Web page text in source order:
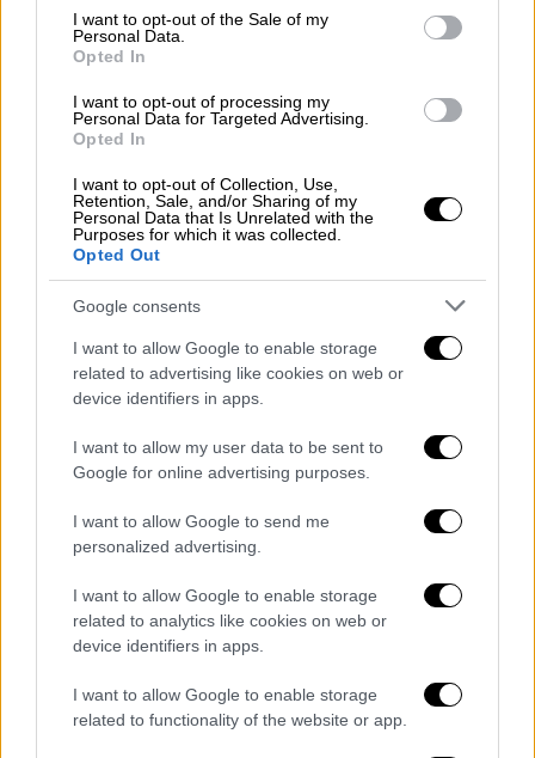
consent section.
I want to opt-out of the Sale of my
Personal Data.
Opted In
I want to opt-out of processing my
Personal Data for Targeted Advertising.
Opted In
I want to opt-out of Collection, Use,
Retention, Sale, and/or Sharing of my
Personal Data that Is Unrelated with the
Purposes for which it was collected.
Opted Out
Google consents
I want to allow Google to enable storage
related to advertising like cookies on web or
device identifiers in apps.
I want to allow my user data to be sent to
Google for online advertising purposes.
I want to allow Google to send me
personalized advertising.
I want to allow Google to enable storage
related to analytics like cookies on web or
device identifiers in apps.
I want to allow Google to enable storage
related to functionality of the website or app.
Σε εξέλιξη ο έλεγχος
Νωρίτερα, μετέβησαν στοΠευκοχώρι
Χαλκιδικής οι μηχανικοί της εταιρείας που
δίνει πιστοποιήσεις σε παιχνίδια λούνα
παρκ. Οι τρεις μηχανικοί έφτασαν στη
πραγματοποιήσουν ελέγχους στο μοιραίο
μηχάνημα, στο οποίο έχασε τη ζωή του ο
19χρονος. Ο έλεγχος αυτός έρχεται μετά
από παρέμβαση του προϊσταμένου της
εισαγγελίας Εφετών Θεσσαλονίκης.